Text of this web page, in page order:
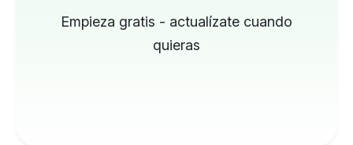
Empieza gratis - actualízate cuando
quieras